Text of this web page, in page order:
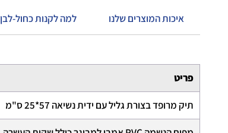
?למה לקנות כחול-לבן איכות המוצרים שלנו
פריט
תיק מרופד בצורת גליל עם ידית נשיאה 57*25 ס"מ